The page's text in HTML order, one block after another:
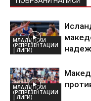
МЛАДИНСКИ
(РЕПРЕЗЕНТАЦИИ
| ЛИГИ)
МЛАДИНСКИ
(РЕПРЕЗЕНТАЦИИ
| ЛИГИ)